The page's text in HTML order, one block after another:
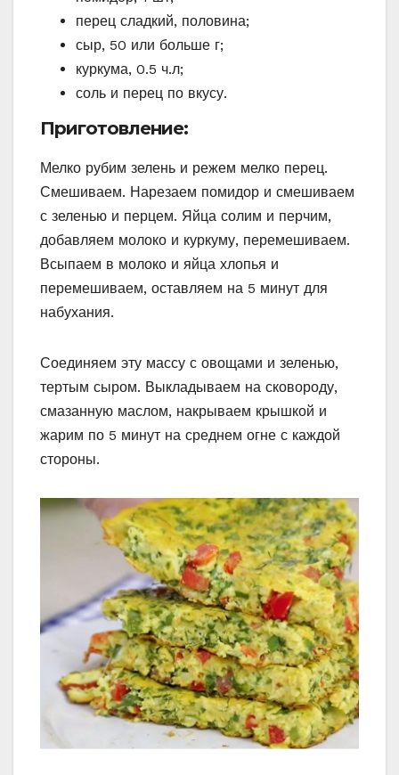
перец сладкий, половина;
сыр, 50 или больше г;
куркума, 0.5 ч.л;
соль и перец по вкусу.
Приготовление:
Мелко рубим зелень и режем мелко перец.
Смешиваем. Нарезаем помидор и смешиваем
с зеленью и перцем. Яйца солим и перчим,
добавляем молоко и куркуму, перемешиваем.
Всыпаем в молоко и яйца хлопья и
перемешиваем, оставляем на 5 минут для
набухания.
Соединяем эту массу с овощами и зеленью,
тертым сыром. Выкладываем на сковороду,
смазанную маслом, накрываем крышкой и
жарим по 5 минут на среднем огне с каждой
стороны.